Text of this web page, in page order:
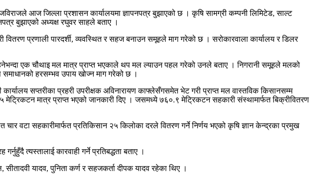
आज जिल्ला प्रशासन कार्यालयमा ज्ञापनपत्र बुझाएको छ । कृषि सामग्री कम्पनी लिमिटेड, साल्ट
बुझाएको अध्यक्ष रघुवर साहले बताए ।
प्रणाली पारदर्शी, व्यवस्थित र सहज बनाउन समूहले माग गरेको छ । सरोकारवाला कार्यालय र डिलर
एक चौथाइ मल मात्र प्राप्त भएकाले थप मल ल्याउन पहल गरेको उनले बताए । निगरानी समूहले मलको
समाधानको हरसम्भव उपाय खोज्न माग गरेको छ ।
सप्तरीका प्रहरी उपरीक्षक अविनारायण काफ्लेसँगसमेत भेट गरी प्राप्त मल वास्तविक किसानसम्म
मात्र प्राप्त भएको जानकारी दिए । जसमध्ये ७६०.९ मेट्रिकटन सहकारी संस्थामार्फत बिक्रीवितरण
वटा सहकारीमार्फत प्रतिकिसान २५ किलोका दरले वितरण गर्ने निर्णय भएको कृषि ज्ञान केन्द्रका प्रमुख
त्यस्तालाई कारवाही गर्ने प्रतिबद्धता बताए ।
यादव, पुनिता कर्ण र सहजकर्ता दीपक यादव रहेका थिए ।